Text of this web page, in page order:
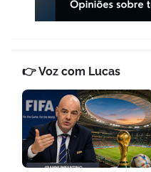
👉 Voz com Lucas